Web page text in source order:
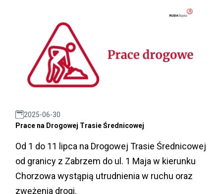
2025-06-30
Prace na Drogowej Trasie Średnicowej
Od 1 do 11 lipca na Drogowej Trasie Średnicowej
od granicy z Zabrzem do ul. 1 Maja w kierunku
Chorzowa wystąpią utrudnienia w ruchu oraz
zwężenia drogi.